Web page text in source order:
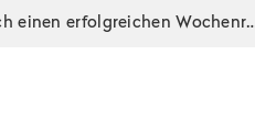
So mache ich einen erfolgreichen